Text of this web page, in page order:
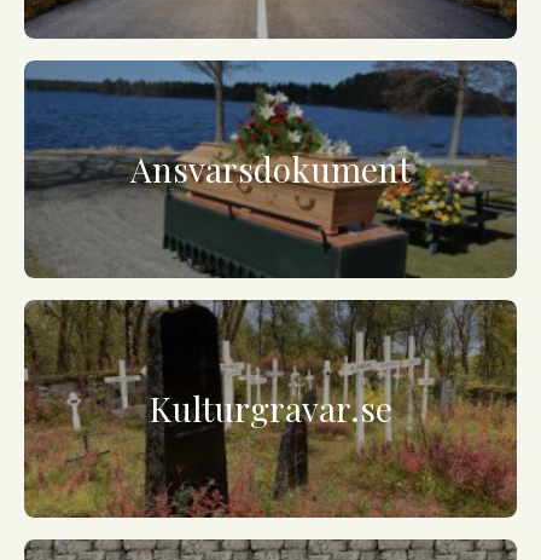
Ansvarsdokument
Kulturgravar.se